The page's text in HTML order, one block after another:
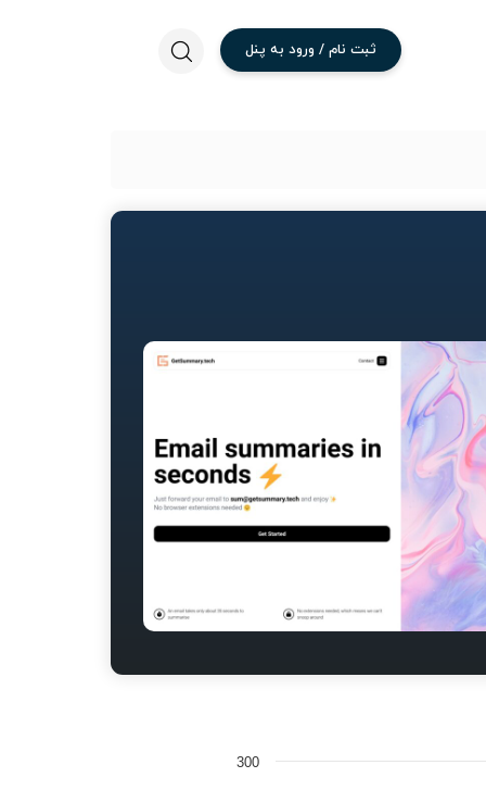
ثبت نام / ورود به پنل
300